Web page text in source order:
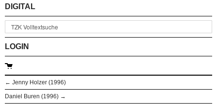
DIGITAL
LOGIN
← Jenny Holzer (1996)
Daniel Buren (1996) →